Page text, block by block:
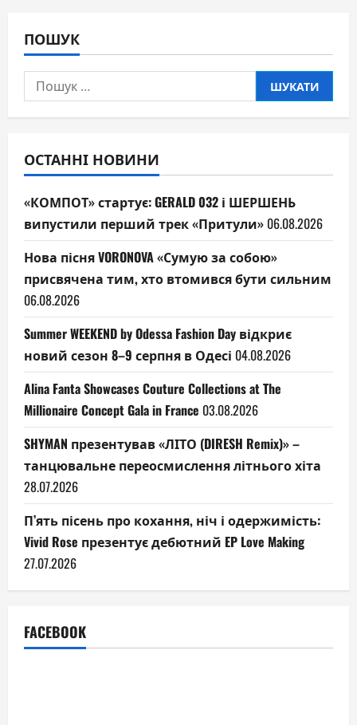
ПОШУК
Пошук:
ОСТАННІ НОВИНИ
«КОМПОТ» стартує: GERALD 032 і ШЕРШЕНЬ
випустили перший трек «Притули» 06.08.2026
Нова пісня VORONOVA «Сумую за собою»
присвячена тим, хто втомився бути сильним
06.08.2026
Summer WEEKEND by Odessa Fashion Day відкриє
новий сезон 8–9 серпня в Одесі 04.08.2026
Alina Fanta Showcases Couture Collections at The
Millionaire Concept Gala in France 03.08.2026
SHYMAN презентував «ЛІТО (DIRESH Remix)» –
танцювальне переосмислення літнього хіта
28.07.2026
П’ять пісень про кохання, ніч і одержимість:
Vivid Rose презентує дебютний EP Love Making
27.07.2026
FACEBOOK